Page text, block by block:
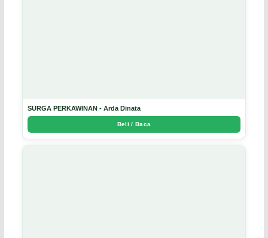
SURGA PERKAWINAN - Arda Dinata
Beli / Baca